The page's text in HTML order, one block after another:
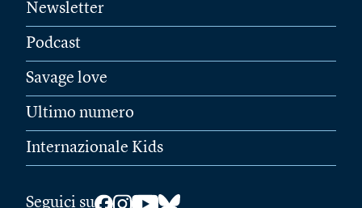
Newsletter
Podcast
Savage love
Ultimo numero
Internazionale Kids
Seguici su